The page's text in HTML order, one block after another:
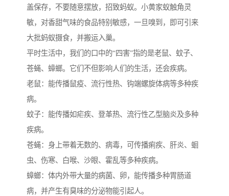
盖保存，不要随意摆放，招致蚂蚁。小黄家蚁触角灵
敏，对香甜气味的食品特别敏感，一旦嗅到，即可引来
大批蚂蚁摄食，并搬运入巢。
平时生活中，我们的口中的“四害”指的是老鼠、蚊子、
苍蝇、蟑螂。它们不但影响人们的生活，还会疾病。
老鼠：能传播鼠疫、流行性热、钩端螺旋体病等多种疾
病。
蚊子：能传播如疟疾、登革热、流行性乙型脑炎及多种
疾病。
苍蝇：身上带着无数的、病毒，可传播痢疾、肝炎、蛔
虫、伤寒、白喉、沙眼、霍乱等多种疾病。
蟑螂：体内外带大量的病菌、卵，能传播多种胃肠道
病，并产生有臭味的分泌物能引起人。